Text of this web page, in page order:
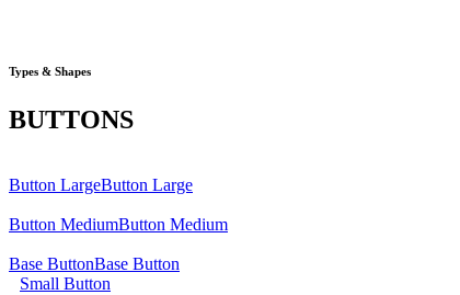
Types & Shapes
BUTTONS
Button LargeButton Large
Button MediumButton Medium
Base ButtonBase Button
Small Button